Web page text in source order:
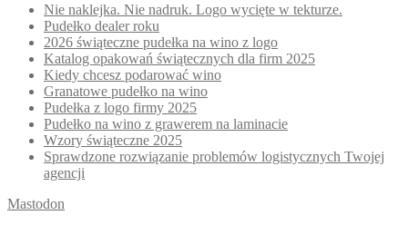
Nie naklejka. Nie nadruk. Logo wycięte w tekturze.
Pudełko dealer roku
2026 świąteczne pudełka na wino z logo
Katalog opakowań świątecznych dla firm 2025
Kiedy chcesz podarować wino
Granatowe pudełko na wino
Pudełka z logo firmy 2025
Pudełko na wino z grawerem na laminacie
Wzory świąteczne 2025
Sprawdzone rozwiązanie problemów logistycznych Twojej
agencji
Mastodon